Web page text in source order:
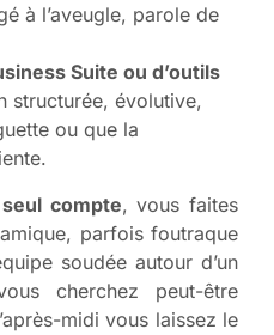
à l’aveugle, parole de
Suite ou d’outils
structurée, évolutive,
ou que la
compte, vous faites
parfois foutraque
soudée autour d’un
cherchez peut-être
midi vous laissez le